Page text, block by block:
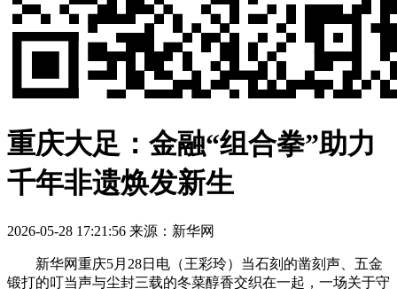
重庆大足：金融“组合拳”助力
千年非遗焕发新生
2026-05-28 17:21:56 来源：新华网
新华网重庆5月28日电（王彩玲）当石刻的凿刻声、五金
锻打的叮当声与尘封三载的冬菜醇香交织在一起，一场关于守